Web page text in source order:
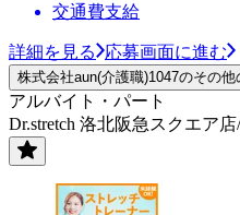
交通費支給
詳細を見る 応募画面に進む
株式会社aun(介護職)1047のその他
アルバイト・パート
Dr.stretch 洛北阪急スクエア店